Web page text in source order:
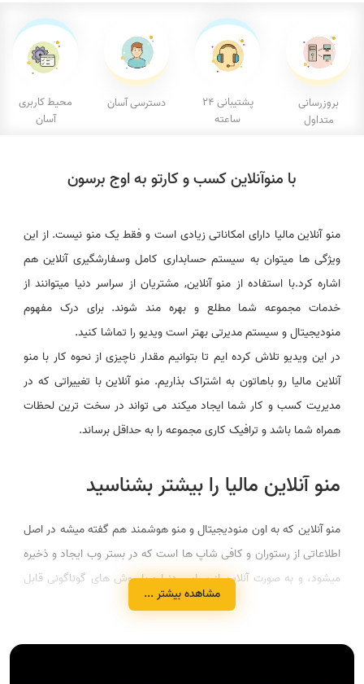
بروزرسانی
متداول
پشتیبانی ۲۴
ساعته
دسترسی آسان
محیط کاربری
آسان
با منوآنلاین کسب و کارتو به اوج برسون
منو آنلاین مالیا دارای امکاناتی زیادی است و فقط یک منو نیست. از این
ویژگی ها میتوان به سیستم حسابداری کامل وسفارشگیری آنلاین هم
اشاره کرد.با استفاده از منو آنلاین, مشتریان از سراسر دنیا میتوانند از
خدمات مجموعه شما مطلع و بهره مند شوند. برای درک مفهوم
منودیجیتال و سیستم مدیرتی بهتر است ویدیو را تماشا کنید.
در این ویدیو تلاش کرده ایم تا بتوانیم مقدار ناچیزی از نحوه کار با منو
آنلاین مالیا رو باهاتون به اشتراک بذاریم. منو آنلاین با تغییراتی که در
مدیریت کسب و کار شما ایجاد میکند می تواند در سخت ترین لحظات
همراه شما باشد و ترافیک کاری مجموعه را به حداقل برساند.
منو آنلاین مالیا را بیشتر بشناسید
منو آنلاین که به اون منودیجیتال و منو هوشمند هم گفته میشه در اصل
اطلاعاتی از رستوران و کافی شاپ ها است که در بستر وب ایجاد و ذخیره
میشود، و به صورت آنلاین از سراسر دنیا و با روش های گوناگونی قابل
مشاهده بیشتر ...